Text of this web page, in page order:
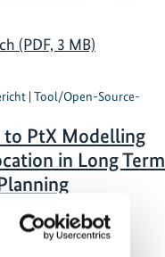
(PDF, 3 MB)
| Tool/Open-Source-
to PtX Modelling
in Long Term
(PDF, 500 KB)